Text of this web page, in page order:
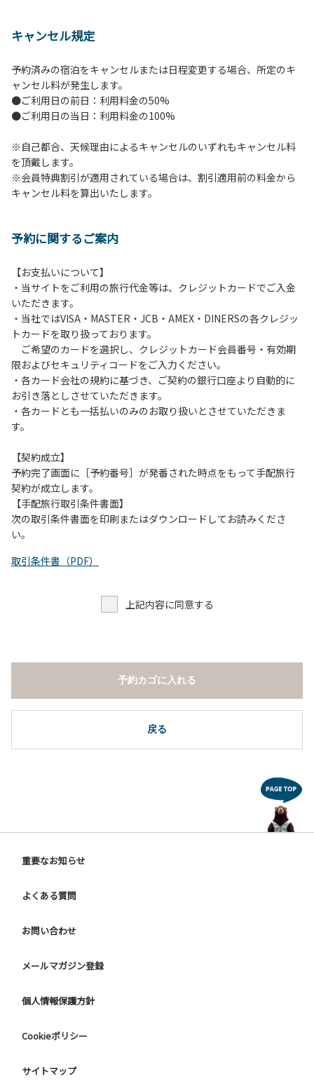
て芝生が焼けないようご注意ください。
炭火、薪の燃え残ったものについては、灰・残り火入れに投
棄してください。
・ペットをお連れのお客様は、マナーに十分気をつけてくだ
さい。他のお客様の迷惑になりますと、退場していただきま
・電源は各サイトにありますのでご利用ください。ただし、
発電機等は使用できません。
・キャンプサイトでは、車のエンジンを停止してください。
・場内での制限速度は10㎞/h以下です。
用）はお止めください。
自己管理責任とさせていただきます。
キャンセル規定
予約済みの宿泊をキャンセルまたは日程変更する場合、所定のキ
ャンセル料が発生します。
●ご利用日の前日：利用料金の50%
●ご利用日の当日：利用料金の100%
※自己都合、天候理由によるキャンセルのいずれもキャンセル料
を頂戴します。
※会員特典割引が適用されている場合は、割引適用前の料金から
キャンセル料を算出いたします。
予約に関するご案内
【お支払いについて】
・当サイトをご利用の旅行代金等は、クレジットカードでご入金
いただきます。
・当社ではVISA・MASTER・JCB・AMEX・DINERSの各クレジッ
トカードを取り扱っております。
ご希望のカードを選択し、クレジットカード会員番号・有効期
限およびセキュリティコードをご入力ください。
・各カード会社の規約に基づき、ご契約の銀行口座より自動的に
お引き落としさせていただきます。
・各カードとも一括払いのみのお取り扱いとさせていただきま
す。
【契約成立】
予約完了画面に［予約番号］が発番された時点をもって手配旅行
契約が成立します。
【手配旅行取引条件書面】
次の取引条件書面を印刷またはダウンロードしてお読みくださ
い。
取引条件書（PDF）
上記内容に同意する
戻る
予約カゴに入れる
重要なお知らせ
よくある質問
お問い合わせ
メールマガジン登録
個人情報保護方針
Cookieポリシー
サイトマップ